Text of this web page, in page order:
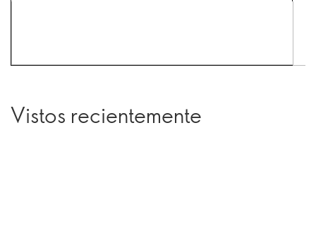
Vistos recientemente